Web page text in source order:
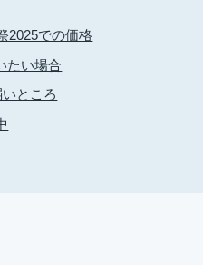
2025での価格
たい場合
ところ